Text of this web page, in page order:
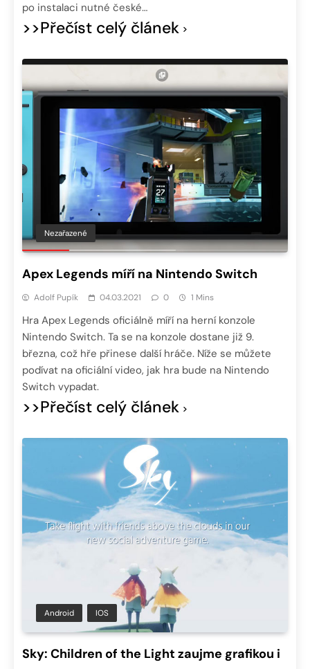
po instalaci nutné české…
>>Přečíst celý článek
Nezařazené
Apex Legends míří na Nintendo Switch
Adolf Pupík 04.03.2021 0 1 Mins
Hra Apex Legends oficiálně míří na herní konzole
Nintendo Switch. Ta se na konzole dostane již 9.
března, což hře přinese další hráče. Níže se můžete
podívat na oficiální video, jak hra bude na Nintendo
Switch vypadat.
>>Přečíst celý článek
Android IOS
Sky: Children of the Light zaujme grafikou i